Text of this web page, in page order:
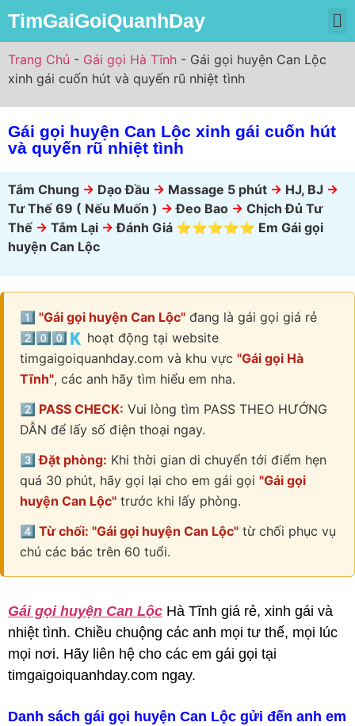
TimGaiGoiQuanhDay
Trang Chủ - Gái gọi Hà Tĩnh - Gái gọi huyện Can Lộc
xinh gái cuốn hút và quyến rũ nhiệt tình
Gái gọi huyện Can Lộc xinh gái cuốn hút
và quyến rũ nhiệt tình
Tắm Chung -> Dạo Đầu -> Massage 5 phút -> HJ, BJ ->
Tư Thế 69 ( Nếu Muốn ) -> Đeo Bao -> Chịch Đủ Tư
Thế -> Tắm Lại -> Đánh Giá ⭐⭐⭐⭐⭐ Em Gái gọi
huyện Can Lộc
1️⃣ "Gái gọi huyện Can Lộc" đang là gái gọi giá rẻ
2️⃣0️⃣0️⃣🇰 hoạt động tại website
timgaigoiquanhday.com và khu vực "Gái gọi Hà
Tĩnh", các anh hãy tìm hiểu em nha.
2️⃣ PASS CHECK: Vui lòng tìm PASS THEO HƯỚNG
DẪN để lấy số điện thoại ngay.
3️⃣ Đặt phòng: Khi thời gian di chuyển tới điểm hẹn
quá 30 phút, hãy gọi lại cho em gái gọi "Gái gọi
huyện Can Lộc" trước khi lấy phòng.
4️⃣ Từ chối: "Gái gọi huyện Can Lộc" từ chối phục vụ
chú các bác trên 60 tuổi.
Gái gọi huyện Can Lộc Hà Tĩnh giá rẻ, xinh gái và
nhiệt tình. Chiều chuộng các anh mọi tư thế, mọi lúc
mọi nơi. Hãy liên hệ cho các em gái gọi tại
timgaigoiquanhday.com ngay.
Danh sách gái gọi huyện Can Lộc gửi đến anh em